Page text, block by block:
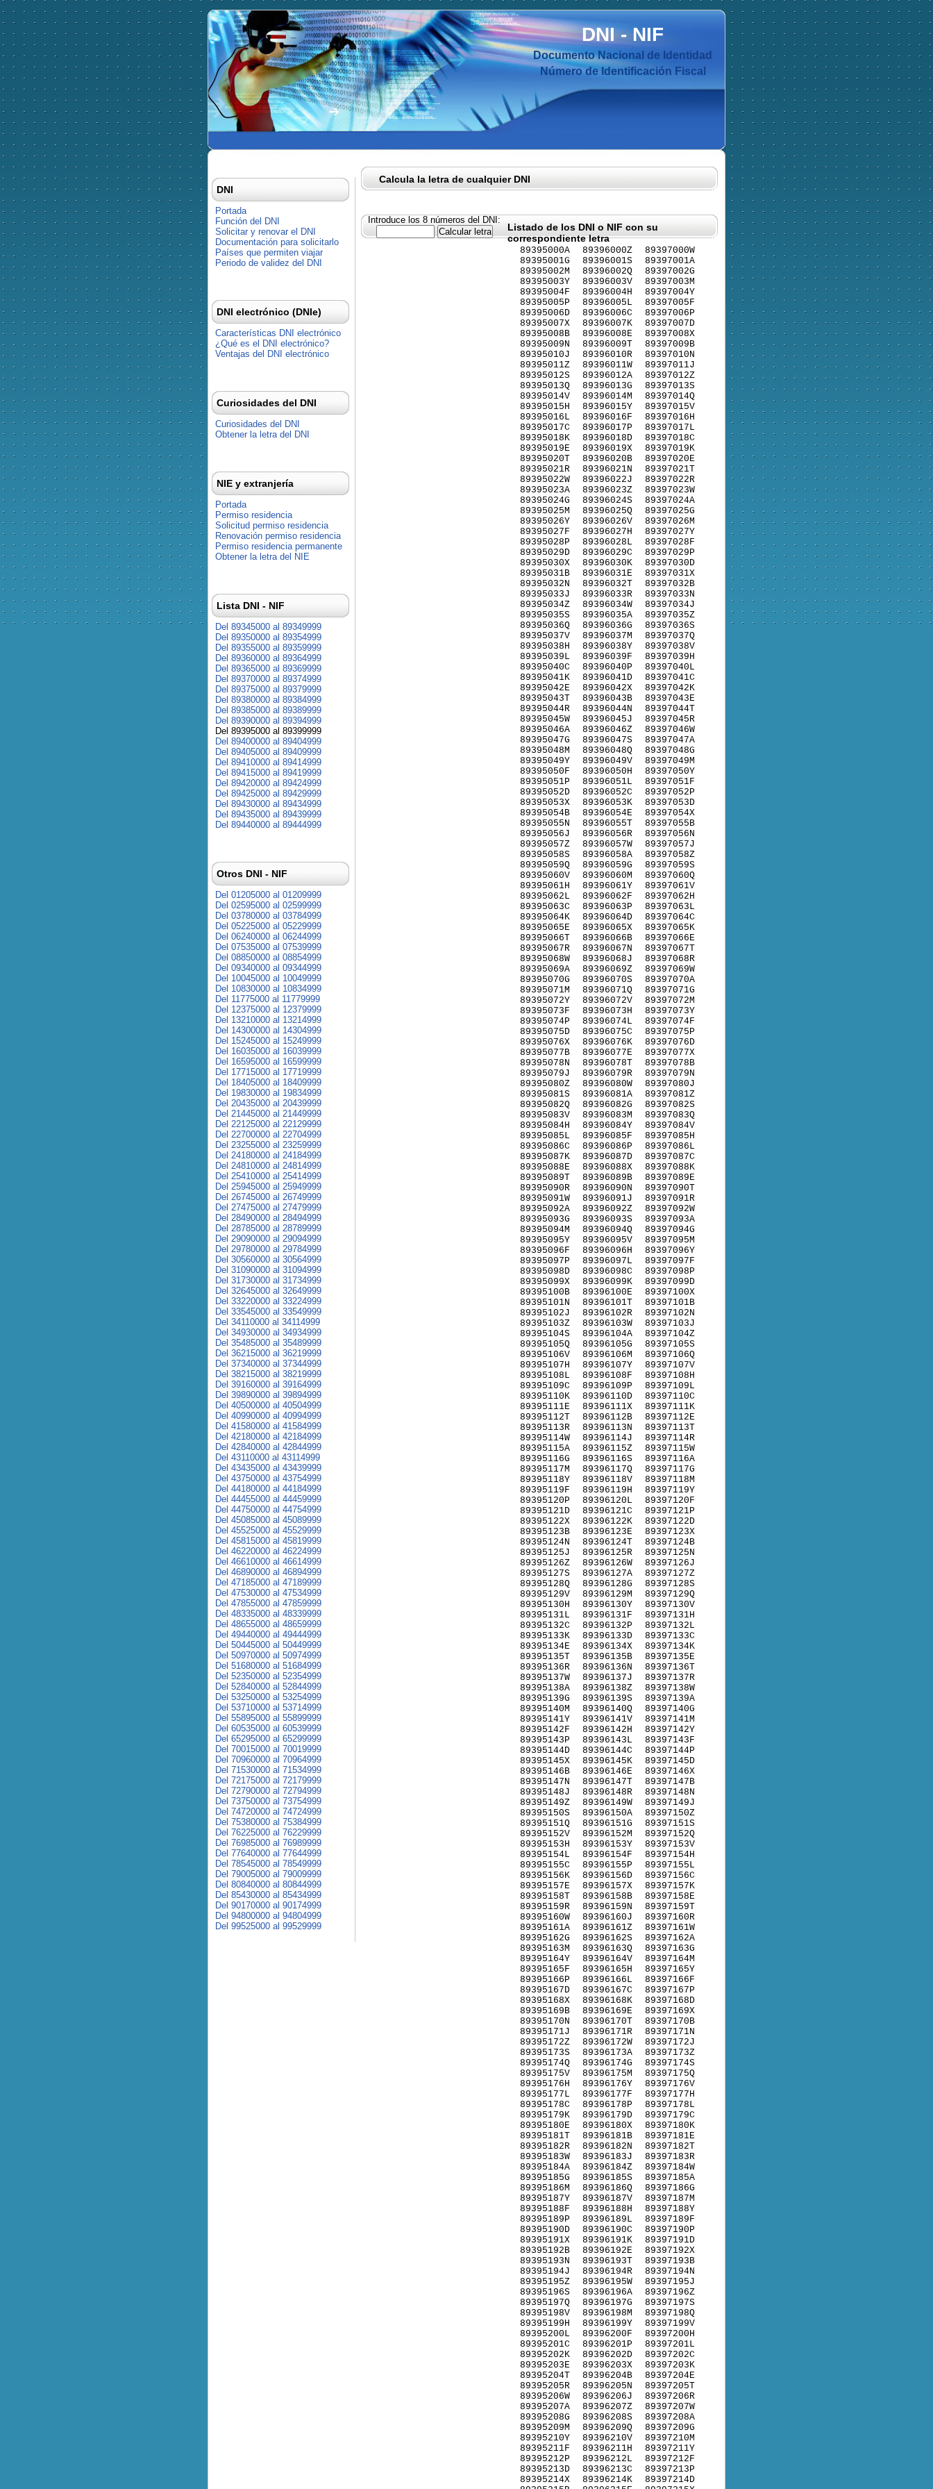
DNI-NIF
Documento Nacional de Identidad
Número de Identificación Fiscal
Calcula la letra de cualquier DNI
Introduce los 8 números del DNI:
Listado de los DNI o NIF con su
correspondiente letra
89395000A
89395001G
89395002M
89395003Y
89395004F
89395005P
89395006D
89395007X
89395008B
89395009N
89395010J
89395011Z
89395012S
89395013Q
89395014V
89395015H
89395016L
89395017C
89395018K
89395019E
89395020T
89395021R
89395022W
89395023A
89395024G
89395025M
89395026Y
89395027F
89395028P
89395029D
89395030X
89395031B
89395032N
89395033J
89395034Z
89395035S
89395036Q
89395037V
89395038H
89395039L
89395040C
89395041K
89395042E
89395043T
89395044R
89395045W
89395046A
89395047G
89395048M
89395049Y
89395050F
89395051P
89395052D
89395053X
89395054B
89395055N
89395056J
89395057Z
89395058S
89395059Q
89395060V
89395061H
89395062L
89395063C
89395064K
89395065E
89395066T
89395067R
89395068W
89395069A
89395070G
89395071M
89395072Y
89395073F
89395074P
89395075D
89395076X
89395077B
89395078N
89395079J
89395080Z
89395081S
89395082Q
89395083V
89395084H
89395085L
89395086C
89395087K
89395088E
89395089T
89395090R
89395091W
89395092A
89395093G
89395094M
89395095Y
89395096F
89395097P
89395098D
89395099X
89395100B
89395101N
89395102J
89395103Z
89395104S
89395105Q
89395106V
89395107H
89395108L
89395109C
89395110K
89395111E
89395112T
89395113R
89395114W
89395115A
89395116G
89395117M
89395118Y
89395119F
89395120P
89395121D
89395122X
89395123B
89395124N
89395125J
89395126Z
89395127S
89395128Q
89395129V
89395130H
89395131L
89395132C
89395133K
89395134E
89395135T
89395136R
89395137W
89395138A
89395139G
89395140M
89395141Y
89395142F
89395143P
89395144D
89395145X
89395146B
89395147N
89395148J
89395149Z
89395150S
89395151Q
89395152V
89395153H
89395154L
89395155C
89395156K
89395157E
89395158T
89395159R
89395160W
89395161A
89395162G
89395163M
89395164Y
89395165F
89395166P
89395167D
89395168X
89395169B
89395170N
89395171J
89395172Z
89395173S
89395174Q
89395175V
89395176H
89395177L
89395178C
89395179K
89395180E
89395181T
89395182R
89395183W
89395184A
89395185G
89395186M
89395187Y
89395188F
89395189P
89395190D
89395191X
89395192B
89395193N
89395194J
89395195Z
89395196S
89395197Q
89395198V
89395199H
89395200L
89395201C
89395202K
89395203E
89395204T
89395205R
89395206W
89395207A
89395208G
89395209M
89395210Y
89395211F
89395212P
89395213D
89395214X
89396000Z
89396001S
89396002Q
89396003V
89396004H
89396005L
89396006C
89396007K
89396008E
89396009T
89396010R
89396011W
89396012A
89396013G
89396014M
89396015Y
89396016F
89396017P
89396018D
89396019X
89396020B
89396021N
89396022J
89396023Z
89396024S
89396025Q
89396026V
89396027H
89396028L
89396029C
89396030K
89396031E
89396032T
89396033R
89396034W
89396035A
89396036G
89396037M
89396038Y
89396039F
89396040P
89396041D
89396042X
89396043B
89396044N
89396045J
89396046Z
89396047S
89396048Q
89396049V
89396050H
89396051L
89396052C
89396053K
89396054E
89396055T
89396056R
89396057W
89396058A
89396059G
89396060M
89396061Y
89396062F
89396063P
89396064D
89396065X
89396066B
89396067N
89396068J
89396069Z
89396070S
89396071Q
89396072V
89396073H
89396074L
89396075C
89396076K
89396077E
89396078T
89396079R
89396080W
89396081A
89396082G
89396083M
89396084Y
89396085F
89396086P
89396087D
89396088X
89396089B
89396090N
89396091J
89396092Z
89396093S
89396094Q
89396095V
89396096H
89396097L
89396098C
89396099K
89396100E
89396101T
89396102R
89396103W
89396104A
89396105G
89396106M
89396107Y
89396108F
89396109P
89396110D
89396111X
89396112B
89396113N
89396114J
89396115Z
89396116S
89396117Q
89396118V
89396119H
89396120L
89396121C
89396122K
89396123E
89396124T
89396125R
89396126W
89396127A
89396128G
89396129M
89396130Y
89396131F
89396132P
89396133D
89396134X
89396135B
89396136N
89396137J
89396138Z
89396139S
89396140Q
89396141V
89396142H
89396143L
89396144C
89396145K
89396146E
89396147T
89396148R
89396149W
89396150A
89396151G
89396152M
89396153Y
89396154F
89396155P
89396156D
89396157X
89396158B
89396159N
89396160J
89396161Z
89396162S
89396163Q
89396164V
89396165H
89396166L
89396167C
89396168K
89396169E
89396170T
89396171R
89396172W
89396173A
89396174G
89396175M
89396176Y
89396177F
89396178P
89396179D
89396180X
89396181B
89396182N
89396183J
89396184Z
89396185S
89396186Q
89396187V
89396188H
89396189L
89396190C
89396191K
89396192E
89396193T
89396194R
89396195W
89396196A
89396197G
89396198M
89396199Y
89396200F
89396201P
89396202D
89396203X
89396204B
89396205N
89396206J
89396207Z
89396208S
89396209Q
89396210V
89396211H
89396212L
89396213C
89396214K
89397000W
89397001A
89397002G
89397003M
89397004Y
89397005F
89397006P
89397007D
89397008X
89397009B
89397010N
89397011J
89397012Z
89397013S
89397014Q
89397015V
89397016H
89397017L
89397018C
89397019K
89397020E
89397021T
89397022R
89397023W
89397024A
89397025G
89397026M
89397027Y
89397028F
89397029P
89397030D
89397031X
89397032B
89397033N
89397034J
89397035Z
89397036S
89397037Q
89397038V
89397039H
89397040L
89397041C
89397042K
89397043E
89397044T
89397045R
89397046W
89397047A
89397048G
89397049M
89397050Y
89397051F
89397052P
89397053D
89397054X
89397055B
89397056N
89397057J
89397058Z
89397059S
89397060Q
89397061V
89397062H
89397063L
89397064C
89397065K
89397066E
89397067T
89397068R
89397069W
89397070A
89397071G
89397072M
89397073Y
89397074F
89397075P
89397076D
89397077X
89397078B
89397079N
89397080J
89397081Z
89397082S
89397083Q
89397084V
89397085H
89397086L
89397087C
89397088K
89397089E
89397090T
89397091R
89397092W
89397093A
89397094G
89397095M
89397096Y
89397097F
89397098P
89397099D
89397100X
89397101B
89397102N
89397103J
89397104Z
89397105S
89397106Q
89397107V
89397108H
89397109L
89397110C
89397111K
89397112E
89397113T
89397114R
89397115W
89397116A
89397117G
89397118M
89397119Y
89397120F
89397121P
89397122D
89397123X
89397124B
89397125N
89397126J
89397127Z
89397128S
89397129Q
89397130V
89397131H
89397132L
89397133C
89397134K
89397135E
89397136T
89397137R
89397138W
89397139A
89397140G
89397141M
89397142Y
89397143F
89397144P
89397145D
89397146X
89397147B
89397148N
89397149J
89397150Z
89397151S
89397152Q
89397153V
89397154H
89397155L
89397156C
89397157K
89397158E
89397159T
89397160R
89397161W
89397162A
89397163G
89397164M
89397165Y
89397166F
89397167P
89397168D
89397169X
89397170B
89397171N
89397172J
89397173Z
89397174S
89397175Q
89397176V
89397177H
89397178L
89397179C
89397180K
89397181E
89397182T
89397183R
89397184W
89397185A
89397186G
89397187M
89397188Y
89397189F
89397190P
89397191D
89397192X
89397193B
89397194N
89397195J
89397196Z
89397197S
89397198Q
89397199V
89397200H
89397201L
89397202C
89397203K
89397204E
89397205T
89397206R
89397207W
89397208A
89397209G
89397210M
89397211Y
89397212F
89397213P
89397214D
DNI
Portada
Función del DNI
Solicitar y renovar el DNI
Documentación para solicitarlo
Países que permiten viajar
Periodo de validez del DNI
DNI electrónico (DNIe)
Características DNI electrónico
¿Qué es el DNI electrónico?
Ventajas del DNI electrónico
Curiosidades del DNI
Curiosidades del DNI
Obtener la letra del DNI
NIE y extranjería
Portada
Permiso residencia
Solicitud permiso residencia
Renovación permiso residencia
Permiso residencia permanente
Obtener la letra del NIE
Lista DNI - NIF
Del 89345000 al 89349999
Del 89350000 al 89354999
Del 89355000 al 89359999
Del 89360000 al 89364999
Del 89365000 al 89369999
Del 89370000 al 89374999
Del 89375000 al 89379999
Del 89380000 al 89384999
Del 89385000 al 89389999
Del 89390000 al 89394999
Del 89395000 al 89399999
Del 89400000 al 89404999
Del 89405000 al 89409999
Del 89410000 al 89414999
Del 89415000 al 89419999
Del 89420000 al 89424999
Del 89425000 al 89429999
Del 89430000 al 89434999
Del 89435000 al 89439999
Del 89440000 al 89444999
Otros DNI - NIF
Del 01205000 al 01209999
Del 02595000 al 02599999
Del 03780000 al 03784999
Del 05225000 al 05229999
Del 06240000 al 06244999
Del 07535000 al 07539999
Del 08850000 al 08854999
Del 09340000 al 09344999
Del 10045000 al 10049999
Del 10830000 al 10834999
Del 11775000 al 11779999
Del 12375000 al 12379999
Del 13210000 al 13214999
Del 14300000 al 14304999
Del 15245000 al 15249999
Del 16035000 al 16039999
Del 16595000 al 16599999
Del 17715000 al 17719999
Del 18405000 al 18409999
Del 19830000 al 19834999
Del 20435000 al 20439999
Del 21445000 al 21449999
Del 22125000 al 22129999
Del 22700000 al 22704999
Del 23255000 al 23259999
Del 24180000 al 24184999
Del 24810000 al 24814999
Del 25410000 al 25414999
Del 25945000 al 25949999
Del 26745000 al 26749999
Del 27475000 al 27479999
Del 28490000 al 28494999
Del 28785000 al 28789999
Del 29090000 al 29094999
Del 29780000 al 29784999
Del 30560000 al 30564999
Del 31090000 al 31094999
Del 31730000 al 31734999
Del 32645000 al 32649999
Del 33220000 al 33224999
Del 33545000 al 33549999
Del 34110000 al 34114999
Del 34930000 al 34934999
Del 35485000 al 35489999
Del 36215000 al 36219999
Del 37340000 al 37344999
Del 38215000 al 38219999
Del 39160000 al 39164999
Del 39890000 al 39894999
Del 40500000 al 40504999
Del 40990000 al 40994999
Del 41580000 al 41584999
Del 42180000 al 42184999
Del 42840000 al 42844999
Del 43110000 al 43114999
Del 43435000 al 43439999
Del 43750000 al 43754999
Del 44180000 al 44184999
Del 44455000 al 44459999
Del 44750000 al 44754999
Del 45085000 al 45089999
Del 45525000 al 45529999
Del 45815000 al 45819999
Del 46220000 al 46224999
Del 46610000 al 46614999
Del 46890000 al 46894999
Del 47185000 al 47189999
Del 47530000 al 47534999
Del 47855000 al 47859999
Del 48335000 al 48339999
Del 48655000 al 48659999
Del 49440000 al 49444999
Del 50445000 al 50449999
Del 50970000 al 50974999
Del 51680000 al 51684999
Del 52350000 al 52354999
Del 52840000 al 52844999
Del 53250000 al 53254999
Del 53710000 al 53714999
Del 55895000 al 55899999
Del 60535000 al 60539999
Del 65295000 al 65299999
Del 70015000 al 70019999
Del 70960000 al 70964999
Del 71530000 al 71534999
Del 72175000 al 72179999
Del 72790000 al 72794999
Del 73750000 al 73754999
Del 74720000 al 74724999
Del 75380000 al 75384999
Del 76225000 al 76229999
Del 76985000 al 76989999
Del 77640000 al 77644999
Del 78545000 al 78549999
Del 79005000 al 79009999
Del 80840000 al 80844999
Del 85430000 al 85434999
Del 90170000 al 90174999
Del 94800000 al 94804999
Del 99525000 al 99529999